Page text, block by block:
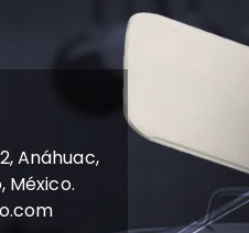
Anáhuac,
México.